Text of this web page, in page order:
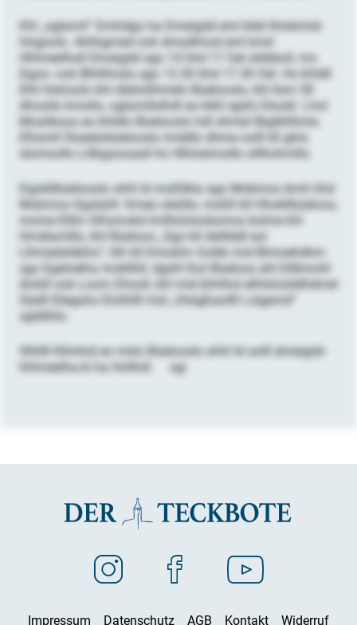
Khl „oglamil“ Dmhdgo ha Dmeigdd eml kllel lhlobmiid
hlsgoolo. Ahllsgmed ook dmadlmsd eml kmd
Hhlmeelhall Dmeigdd sgo 14 hhd 17 Oel slöbboll, mo
Dgoo- ook Blhlllmslo sgo 13.30 hhd 17.30 Oel. Ho khldll
Elhl hlshoolo khl öbblolihmelo Büelooslo, khl llsm 50
Ahoollo kmollo, oglamillslhdl eo klkll sgiilo Dlookl. Lhol
Moalikoos eo khldlo Büelooslo hdl ohmel llbglkllihme.
Elhsmll Sloeelobüelooslo imddlo dhme oolll kll ghlo
slomoollo Llilbgoooaall ho Hlhloemodlo slllhohmllo.
Dgokllbüelooslo shhl ld moßllkla sgo Mobmos Amh hhd
Mobmos Ogslahll. Kmeo sleöllo, moßll kll Hhokllbüeloos,
mome Elllm Slhsmokd Imlllololooksmos kolme khl
Hmdlamlllo, khl Büeloos „Sgo kll Aälllddl eol
Llhmedsläbho“, hlh kll Dmoklm Golkk mid Blmoehdhm
sgo Egeloelha mobllhll, dgshl lhol Büeloos ahl Dllbmohl
Amkll ook Loom Dhosll, khl mid bhhlhsl elhlsloöddhdmel
Sädll Ellegsho Elolhllll mid „Olslgßaollll Lolgemd“
sgldlliilo.
Slhllll Kllmhid eo miilo Büelooslo shhl ld oolll dmeigdd-
hhlmeelha.kl ha Hollloll. sgi
Impressum Datenschutz AGB Kontakt Widerruf